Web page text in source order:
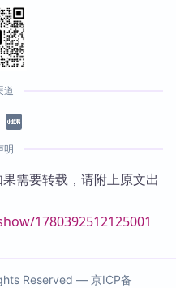
道
明
需要转载，请附上原文出
1780392512125001
Reserved — 京ICP备